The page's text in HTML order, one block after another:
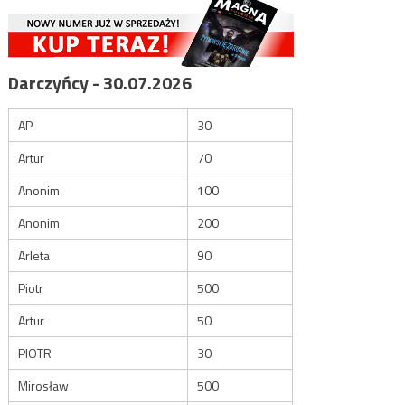
Darczyńcy - 30.07.2026
AP
30
Artur
70
Anonim
100
Anonim
200
Arleta
90
Piotr
500
Artur
50
PIOTR
30
Mirosław
500